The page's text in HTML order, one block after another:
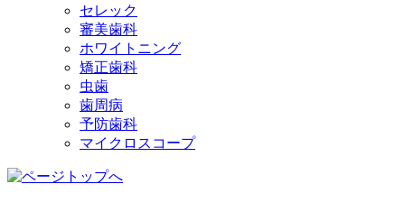
セレック
審美歯科
ホワイトニング
矯正歯科
虫歯
歯周病
予防歯科
マイクロスコープ